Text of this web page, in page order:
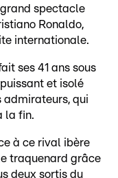
spectacle
Ronaldo,
internationale.
ses 41 ans sous
et isolé
admirateurs, qui
la fin.
à ce rival ibère
traquenard grâce
deux sortis du